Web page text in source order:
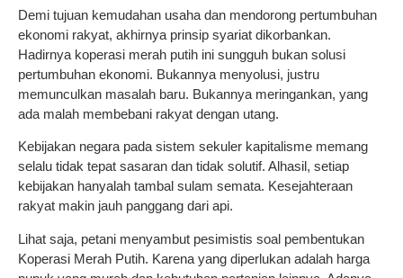
Demi tujuan kemudahan usaha dan mendorong pertumbuhan
ekonomi rakyat, akhirnya prinsip syariat dikorbankan.
Hadirnya koperasi merah putih ini sungguh bukan solusi
pertumbuhan ekonomi. Bukannya menyolusi, justru
memunculkan masalah baru. Bukannya meringankan, yang
ada malah membebani rakyat dengan utang.
Kebijakan negara pada sistem sekuler kapitalisme memang
selalu tidak tepat sasaran dan tidak solutif. Alhasil, setiap
kebijakan hanyalah tambal sulam semata. Kesejahteraan
rakyat makin jauh panggang dari api.
Lihat saja, petani menyambut pesimistis soal pembentukan
Koperasi Merah Putih. Karena yang diperlukan adalah harga